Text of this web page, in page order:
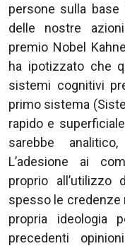
persone sulla
delle nostre
premio Nobel
ha ipotizzato che
sistemi cognitivi
primo sistema
rapido e
sarebbe
L’adesione ai
proprio
spesso le credenze
propria ideologia
precedenti